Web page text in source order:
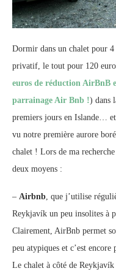
Dormir dans un chalet pour
privatif, le tout pour 120
euros de réduction AirBnB
parrainage Air Bnb !) dans
premiers jours en Islande… et
vu notre première aurore
chalet ! Lors de ma
deux moyens :
– Airbnb, que j’utilise
Reykjavík un peu insolites à
Clairement, AirBnb permet
peu atypiques et c’est
Le chalet à côté de